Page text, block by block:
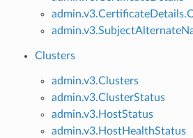
Clusters
admin.v3.Clusters
admin.v3.ClusterStatus
admin.v3.HostStatus
admin.v3.HostHealthStatus